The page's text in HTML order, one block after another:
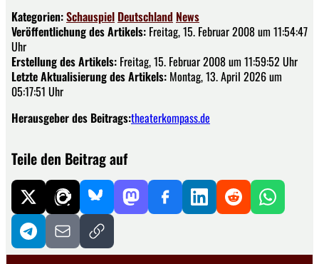
Kategorien:Schauspiel Deutschland News
Veröffentlichung des Artikels: Freitag, 15. Februar 2008 um 11:54:47
Uhr
Erstellung des Artikels: Freitag, 15. Februar 2008 um 11:59:52 Uhr
Letzte Aktualisierung des Artikels: Montag, 13. April 2026 um
05:17:51 Uhr
Herausgeber des Beitrags:theaterkompass.de
Teile den Beitrag auf